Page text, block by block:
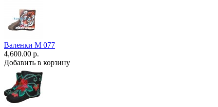
Валенки М 077
4,600.00 р.
Добавить в корзину